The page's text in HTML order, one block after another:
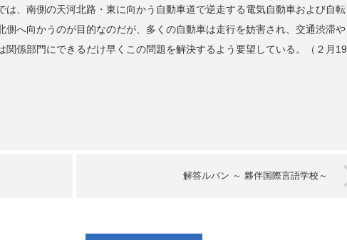
は、南側の天河北路・東に向かう自動車道で逆走する電気自動車および自転
へ向かうのが目的なのだが、多くの自動車は走行を妨害され、交通渋滞や
係部門にできるだけ早くこの問題を解決するよう要望している。（２月19
解答ルパン ～ 夥伴国際言語学校～